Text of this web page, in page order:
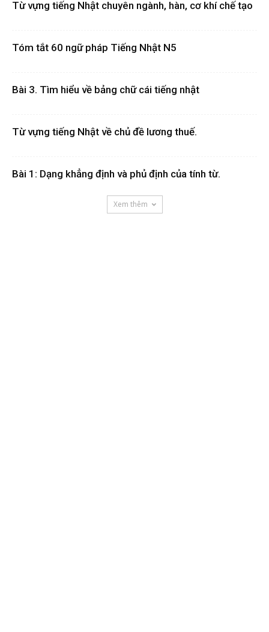
Từ vựng tiếng Nhật chuyên ngành, hàn, cơ khí chế tạo
Tóm tắt 60 ngữ pháp Tiếng Nhật N5
Bài 3. Tìm hiểu về bảng chữ cái tiếng nhật
Từ vựng tiếng Nhật về chủ đề lương thuế.
Bài 1: Dạng khẳng định và phủ định của tính từ.
Xem thêm